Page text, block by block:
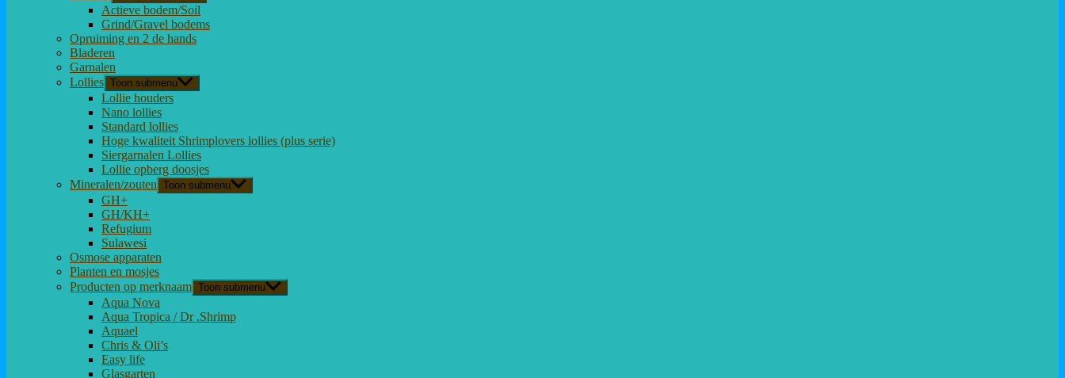
Actieve bodem/Soil
Grind/Gravel bodems
Opruiming en 2 de hands
Bladeren
Garnalen
Lollies Toon submenu
Lollie houders
Nano lollies
Standard lollies
Hoge kwaliteit Shrimplovers lollies (plus serie)
Siergarnalen Lollies
Lollie opberg doosjes
Mineralen/zouten Toon submenu
GH+
GH/KH+
Refugium
Sulawesi
Osmose apparaten
Planten en mosjes
Producten op merknaam Toon submenu
Aqua Nova
Aqua Tropica / Dr .Shrimp
Aquael
Chris & Oli’s
Easy life
Glasgarten